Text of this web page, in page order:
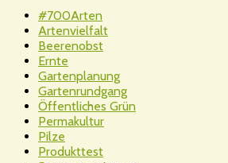
#700Arten
Artenvielfalt
Beerenobst
Ernte
Gartenplanung
Gartenrundgang
Öffentliches Grün
Permakultur
Pilze
Produkttest